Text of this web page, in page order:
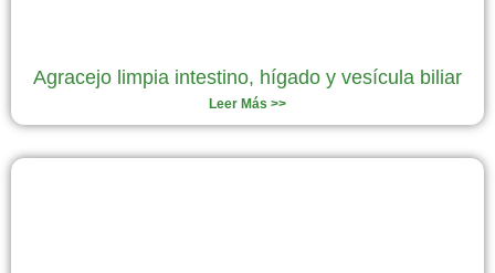
Agracejo limpia intestino, hígado y vesícula biliar
Leer Más >>